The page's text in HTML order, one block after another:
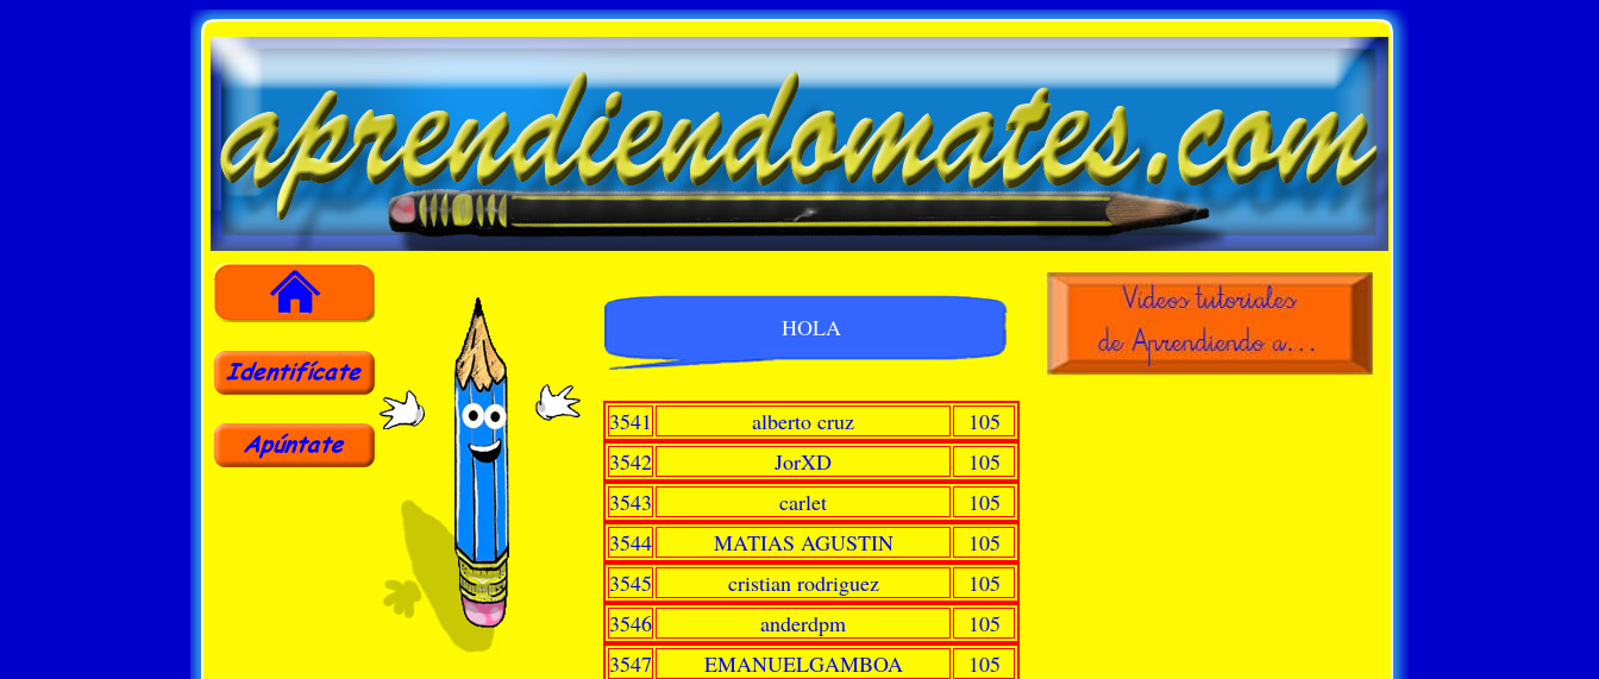
HOLA
3541 alberto cruz
105
3542
JorXD
105
3543
carlet
105
3544
MATIAS AGUSTIN
105
3545
cristian rodriguez
105
3546
anderdpm
105
3547
EMANUELGAMBOA
105